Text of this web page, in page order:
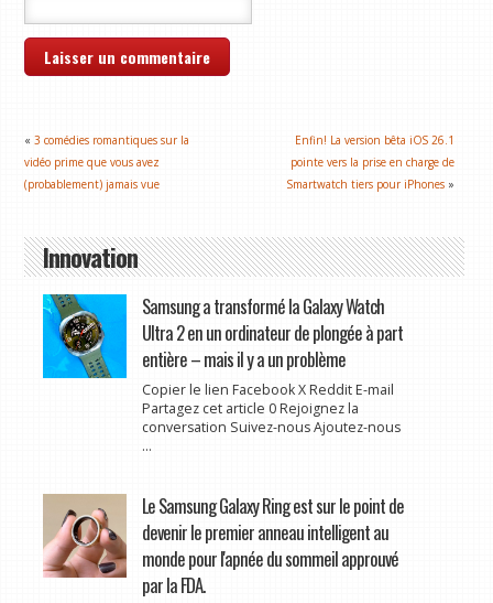
«3 comédies romantiques sur la
vidéo prime que vous avez
(probablement) jamais vue
Enfin! La version bêta iOS 26.1
pointe vers la prise en charge de
Smartwatch tiers pour iPhones »
Innovation
Samsung a transformé la Galaxy Watch
Ultra 2 en un ordinateur de plongée à part
entière – mais il y a un problème
Copier le lien Facebook X Reddit E-mail
Partagez cet article 0 Rejoignez la
conversation Suivez-nous Ajoutez-nous
...
Le Samsung Galaxy Ring est sur le point de
devenir le premier anneau intelligent au
monde pour l'apnée du sommeil approuvé
par la FDA.